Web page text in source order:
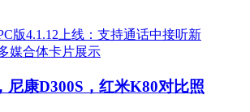
尼康D300S，红米K80对比照